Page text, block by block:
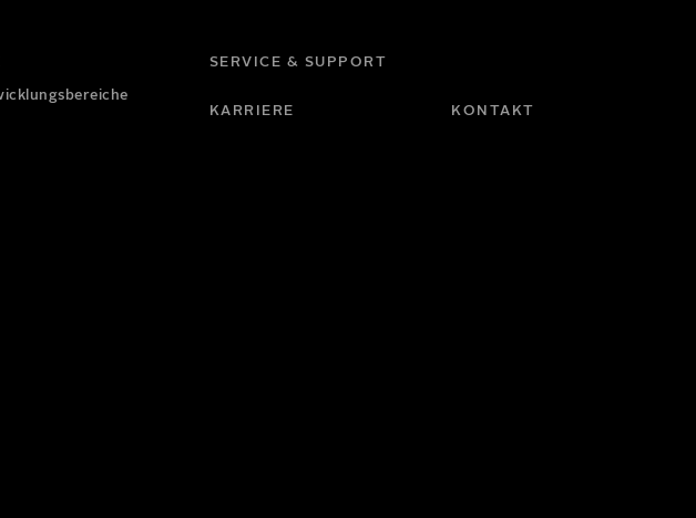
Sie bitte unsere
SERVICE & SUPPORT
KARRIERE KONTAKT